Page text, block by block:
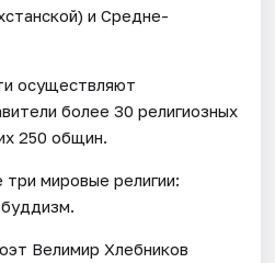
и Средне-
осуществляют
более 30 религиозных
250 общин.
три мировые религии:
Велимир Хлебников